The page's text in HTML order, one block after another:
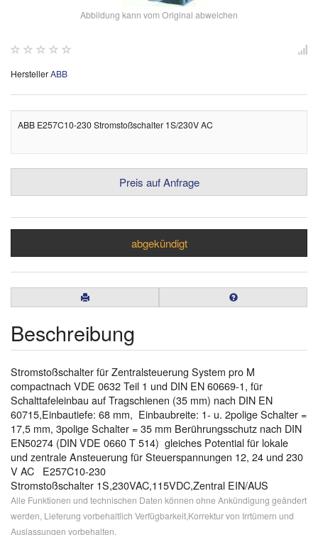
Abbildung kann vom Original abweichen
HerstellerABB
ABB E257C10-230 Stromstoßschalter 1S/230V AC
Preis auf Anfrage
abgekündigt
Beschreibung
Stromstoßschalter für Zentralsteuerung System pro M
compactnach VDE 0632 Teil 1 und DIN EN 60669-1, für
Schalttafeleinbau auf Tragschienen (35 mm) nach DIN EN
60715,Einbautiefe: 68 mm, Einbaubreite: 1- u. 2polige Schalter =
17,5 mm, 3polige Schalter = 35 mm Berührungsschutz nach DIN
EN50274 (DIN VDE 0660 T 514) gleiches Potential für lokale
und zentrale Ansteuerung für Steuerspannungen 12, 24 und 230
V AC E257C10-230
Stromstoßschalter 1S,230VAC,115VDC,Zentral EIN/AUS
Alle Funktionen und technischen Daten können ohne Ankündigung geändert
werden, Lieferung vorbehaltlich Verfügbarkeit,Korrektur von Irrtümern und
Auslassungen vorbehalten.